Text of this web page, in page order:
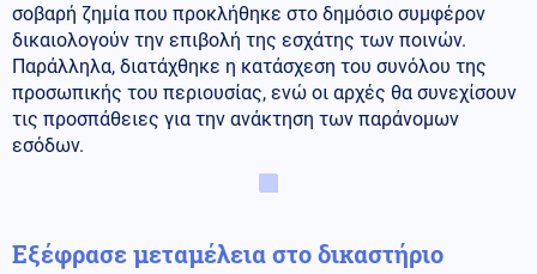
σοβαρή ζημία που προκλήθηκε στο δημόσιο συμφέρον
δικαιολογούν την επιβολή της εσχάτης των ποινών.
Παράλληλα, διατάχθηκε η κατάσχεση του συνόλου της
προσωπικής του περιουσίας, ενώ οι αρχές θα συνεχίσουν
τις προσπάθειες για την ανάκτηση των παράνομων
εσόδων.
Εξέφρασε μεταμέλεια στο δικαστήριο